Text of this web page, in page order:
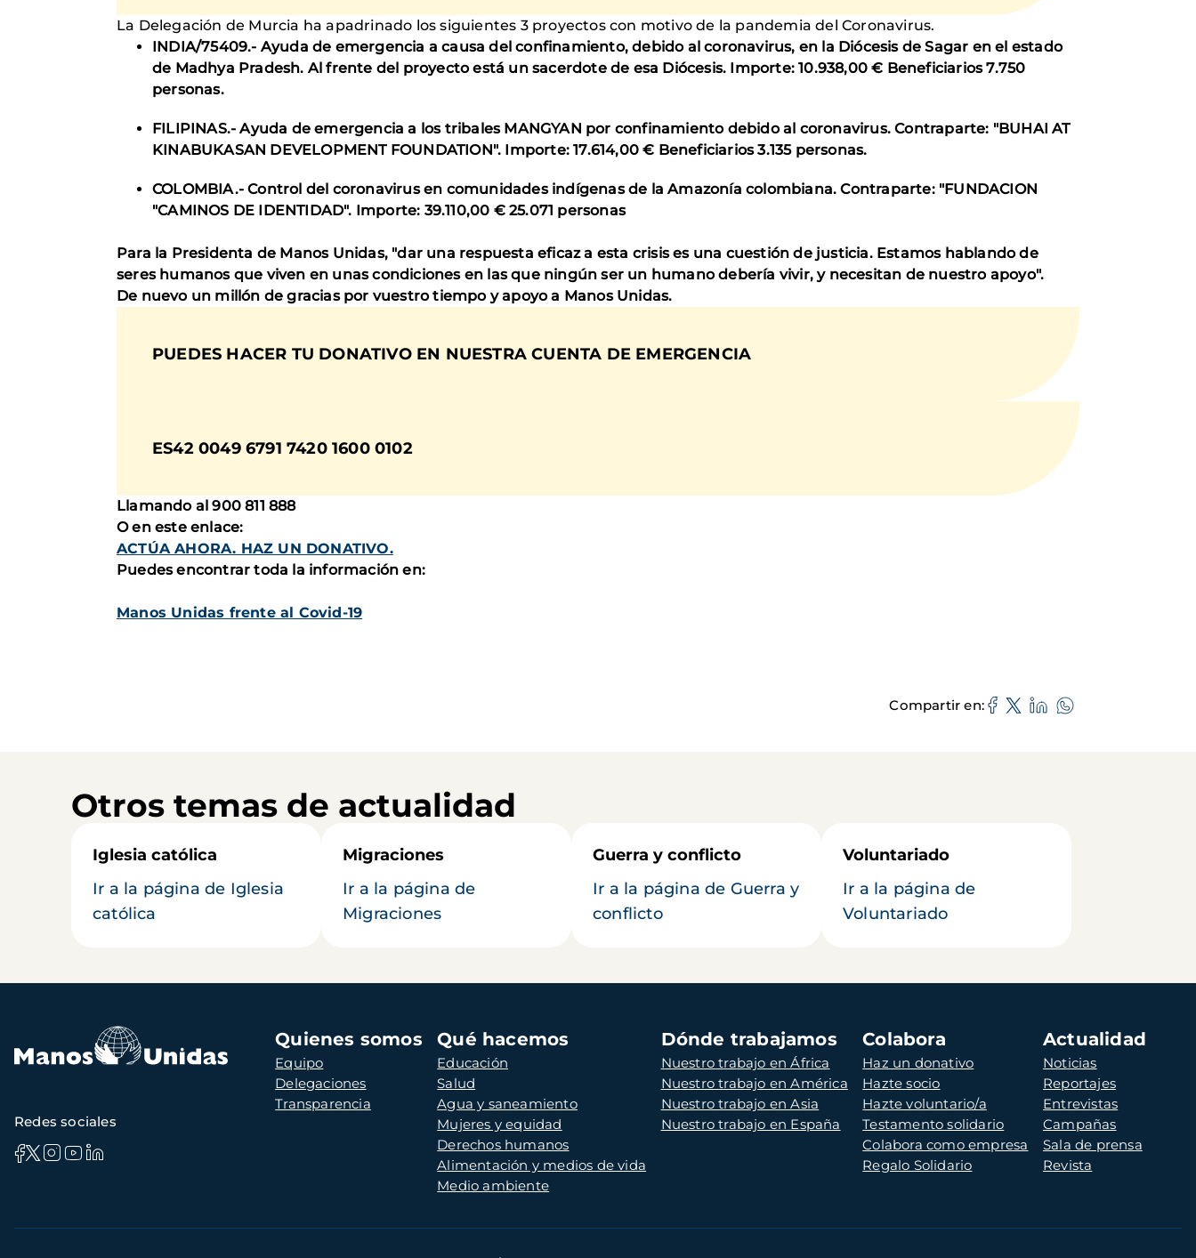
La Delegación de Murcia ha apadrinado los siguientes 3 proyectos con motivo de la pandemia del Coronavirus.
INDIA/75409.- Ayuda de emergencia a causa del confinamiento, debido al coronavirus, en la Diócesis de Sagar en el estado
de Madhya Pradesh. Al frente del proyecto está un sacerdote de esa Diócesis. Importe: 10.938,00 € Beneficiarios 7.750
personas.
FILIPINAS.- Ayuda de emergencia a los tribales MANGYAN por confinamiento debido al coronavirus. Contraparte: "BUHAI AT
KINABUKASAN DEVELOPMENT FOUNDATION". Importe: 17.614,00 € Beneficiarios 3.135 personas.
COLOMBIA.- Control del coronavirus en comunidades indígenas de la Amazonía colombiana. Contraparte: "FUNDACION
"CAMINOS DE IDENTIDAD". Importe: 39.110,00 € 25.071 personas
Para la Presidenta de Manos Unidas, "dar una respuesta eficaz a esta crisis es una cuestión de justicia. Estamos hablando de
seres humanos que viven en unas condiciones en las que ningún ser un humano debería vivir, y necesitan de nuestro apoyo".
De nuevo un millón de gracias por vuestro tiempo y apoyo a Manos Unidas.
PUEDES HACER TU DONATIVO EN NUESTRA CUENTA DE EMERGENCIA
ES42 0049 6791 7420 1600 0102
Llamando al 900 811 888
O en este enlace:
ACTÚA AHORA. HAZ UN DONATIVO.
Puedes encontrar toda la información en:
Manos Unidas frente al Covid-19
Compartir en
Otros temas de actualidad
Iglesia católica
Ir a la página de Iglesia
católica
Migraciones
Ir a la página de
Migraciones
Guerra y conflicto
Ir a la página de Guerra y
conflicto
Voluntariado
Ir a la página de
Voluntariado
Navegación
principal
Quienes somos
Equipo
Delegaciones
Transparencia
Qué hacemos
Educación
Salud
Agua y saneamiento
Mujeres y equidad
Derechos humanos
Alimentación y medios de vida
Medio ambiente
Dónde trabajamos
Nuestro trabajo en África
Nuestro trabajo en América
Nuestro trabajo en Asia
Nuestro trabajo en España
Colabora
Haz un donativo
Hazte socio
Hazte voluntario/a
Testamento solidario
Colabora como empresa
Regalo Solidario
Actualidad
Noticias
Reportajes
Entrevistas
Campañas
Sala de prensa
Revista
Redes sociales